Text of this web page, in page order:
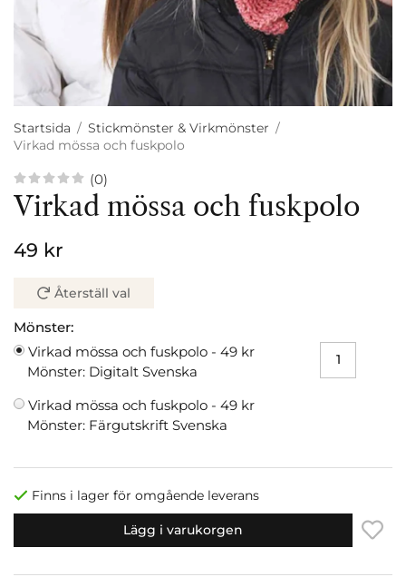
Startsida / Stickmönster & Virkmönster /
Virkad mössa och fuskpolo
(0)
Virkad mössa och fuskpolo
49 kr
Återställ val
Mönster:
Virkad mössa och fuskpolo - 49 kr
Mönster: Digitalt Svenska
Virkad mössa och fuskpolo - 49 kr
Mönster: Färgutskrift Svenska
Finns i lager för omgående leverans
Lägg i varukorgen